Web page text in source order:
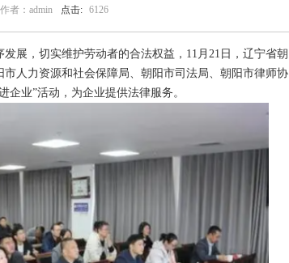
作者：admin 点击: 6126
展，切实维护劳动者的合法权益，11月21日，辽宁省朝
人力资源和社会保障局、朝阳市司法局、朝阳市律师协
企业”活动，为企业提供法律服务。